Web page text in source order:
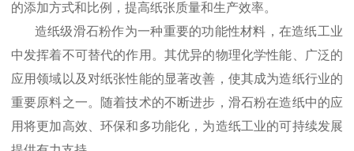
的添加方式和比例，提高纸张质量和生产效率。
造纸级滑石粉作为一种重要的功能性材料，在造纸工业
中发挥着不可替代的作用。其优异的物理化学性能、广泛的
应用领域以及对纸张性能的显著改善，使其成为造纸行业的
重要原料之一。随着技术的不断进步，滑石粉在造纸中的应
用将更加高效、环保和多功能化，为造纸工业的可持续发展